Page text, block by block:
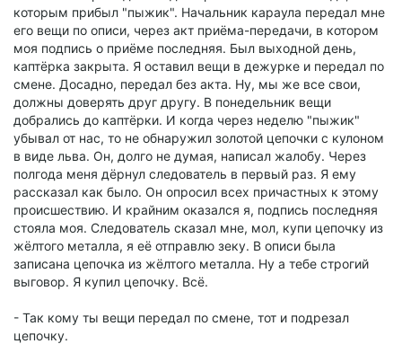
которым прибыл "пыжик". Начальник караула передал мне
его вещи по описи, через акт приёма-передачи, в котором
моя подпись о приёме последняя. Был выходной день,
каптёрка закрыта. Я оставил вещи в дежурке и передал по
смене. Досадно, передал без акта. Ну, мы же все свои,
должны доверять друг другу. В понедельник вещи
добрались до каптёрки. И когда через неделю "пыжик"
убывал от нас, то не обнаружил золотой цепочки с кулоном
в виде льва. Он, долго не думая, написал жалобу. Через
полгода меня дёрнул следователь в первый раз. Я ему
рассказал как было. Он опросил всех причастных к этому
происшествию. И крайним оказался я, подпись последняя
стояла моя. Следователь сказал мне, мол, купи цепочку из
жёлтого металла, я её отправлю зеку. В описи была
записана цепочка из жёлтого металла. Ну а тебе строгий
выговор. Я купил цепочку. Всё.
- Так кому ты вещи передал по смене, тот и подрезал
цепочку.